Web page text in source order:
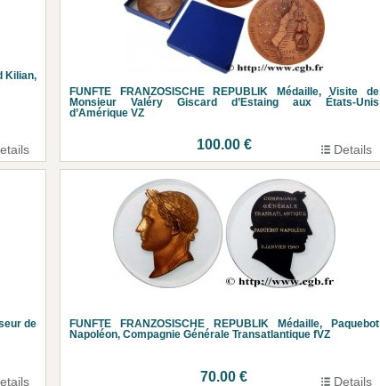
Kilian,
FUNFTE FRANZOSISCHE REPUBLIK Médaille, Visite de
Monsieur Valéry Giscard d’Estaing aux États-Unis
d’Amérique VZ
100.00 € Details
de
FUNFTE FRANZOSISCHE REPUBLIK Médaille, Paquebot
Napoléon, Compagnie Générale Transatlantique fVZ
70.00 € Details